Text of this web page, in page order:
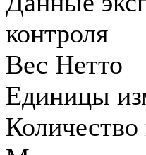
контроля
Вес Нетто
Единицы
Количество